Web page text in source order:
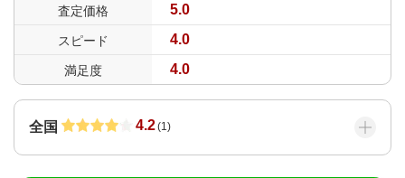
査定価格 5.0
スピード 4.0
満足度 4.0
全国 4.2(1)